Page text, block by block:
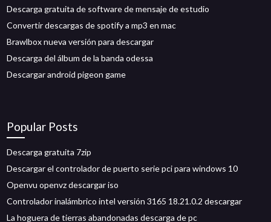
Descarga gratuita de software de mensaje de estudio
Convertir descargas de spotify a mp3 en mac
Brawlbox nueva versión para descargar
Descarga del álbum de la banda odessa
Descargar android pigeon game
Popular Posts
Descarga gratuita 7zip
Descargar el controlador de puerto serie pci para windows 10
Openvu openvz descargar iso
Controlador inalámbrico intel versión 3165 18.21.0.2 descargar
La hoguera de tierras abandonadas descarga de pc